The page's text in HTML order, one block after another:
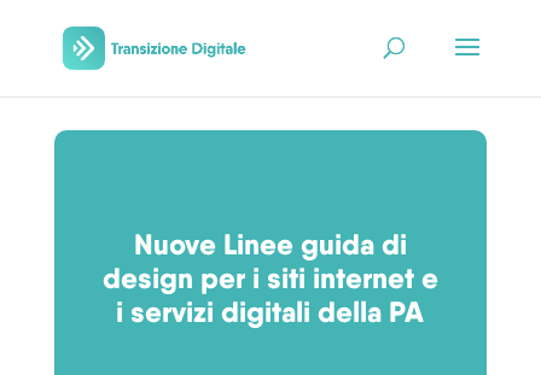
Nuove Linee guida di
design per i siti internet e
i servizi digitali della PA